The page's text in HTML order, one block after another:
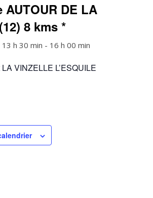
AUTOUR DE LA
8 kms *
h 30 min - 16 h 00 min
VINZELLE L’ESQUILE